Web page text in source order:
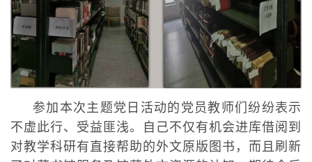
参加本次主题党日活动的党员教师们纷纷表示
不虚此行、受益匪浅。自己不仅有机会进库借阅到
对教学科研有直接帮助的外文原版图书，而且刷新